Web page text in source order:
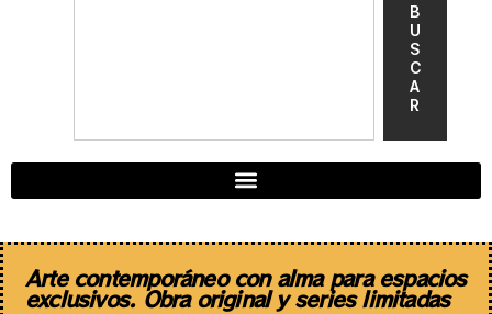
B
U
S
C
A
R
Arte contemporáneo con alma para espacios
exclusivos. Obra original y series limitadas